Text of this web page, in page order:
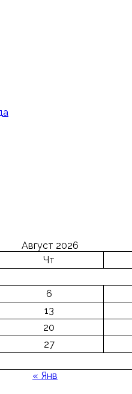
Август 2026
Чт
6
13
20
27
« Янв